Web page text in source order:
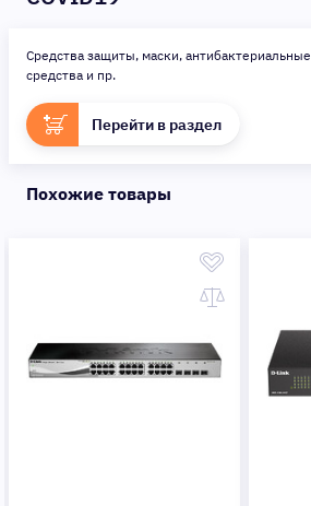
Средства защиты, маски, антибактериальные
средства и пр.
Перейти в раздел
Похожие товары